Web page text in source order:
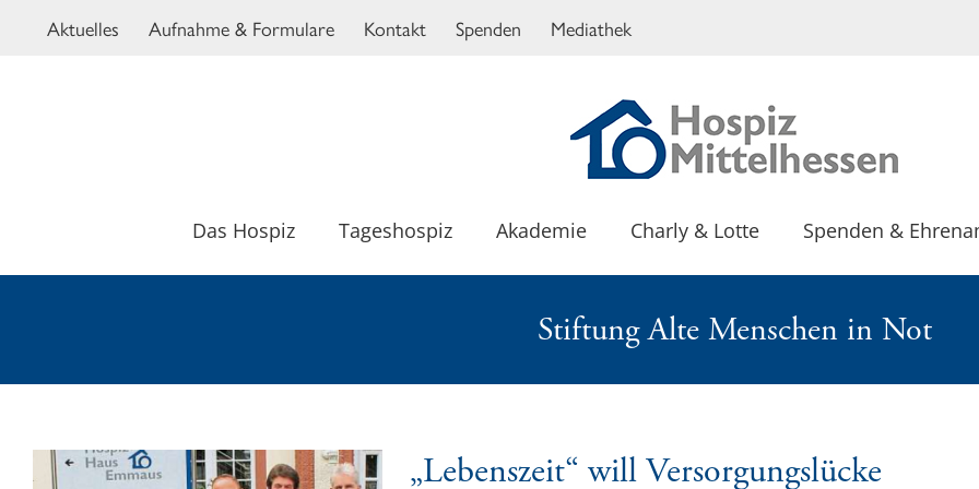
Aktuelles Aufnahme & Formulare Kontakt Spenden Mediathek
Das Hospiz Tageshospiz Akademie Charly & Lotte Spenden &
Stiftung Alte Menschen in Not
„Lebenszeit“ will Versorgungslücke